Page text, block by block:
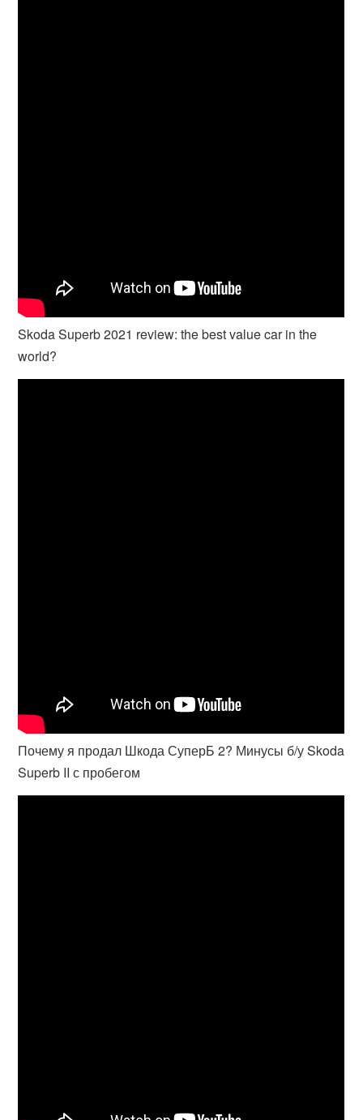
Skoda Superb 2021 review: the best value car in the
world?
Почему я продал Шкода СуперБ 2? Минусы б/у Skoda
Superb II с пробегом